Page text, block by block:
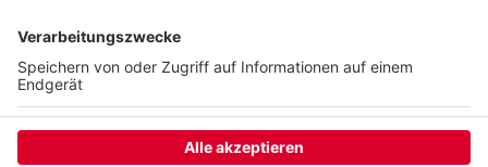
Anzeige